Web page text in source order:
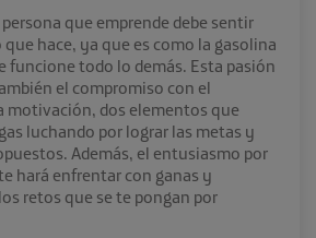
persona que emprende debe sentir
que hace, ya que es como la gasolina
funcione todo lo demás. Esta pasión
el compromiso con el
motivación, dos elementos que
luchando por lograr las metas y
Además, el entusiasmo por
hará enfrentar con ganas y
retos que se te pongan por